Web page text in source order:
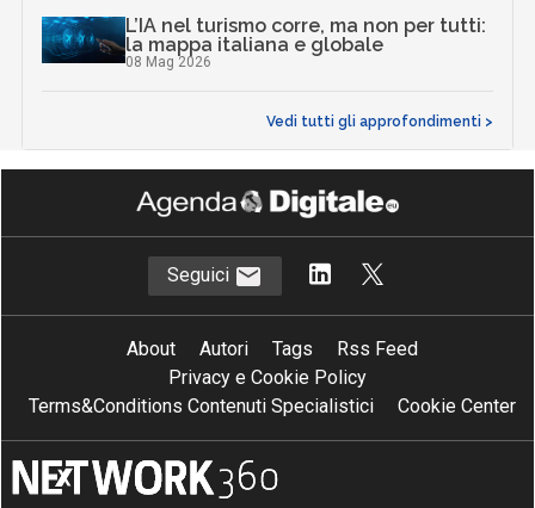
L’IA nel turismo corre, ma non per tutti:
la mappa italiana e globale
08 Mag 2026
Vedi tutti gli approfondimenti >
Seguici
About Autori Tags
Rss Feed
Privacy e Cookie Policy
Terms&Conditions Contenuti Specialistici
Cookie Center